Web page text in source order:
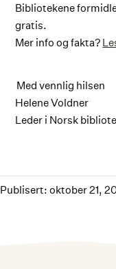
Bibliotekene
gratis.
Mer info og fakta?
Med vennlig hilsen
Helene Voldner
Leder i Norsk
Publisert: oktober 21,